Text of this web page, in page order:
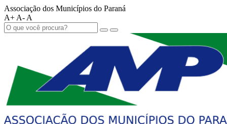
Associação dos Municípios do Paraná
A+ A- A